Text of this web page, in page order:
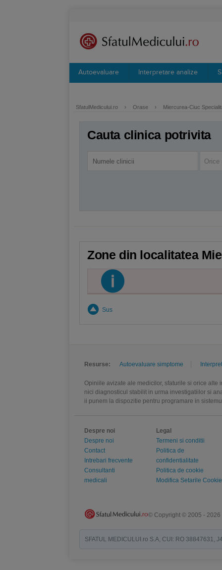
Autoevaluare Interpretare analize
SfatulMedicului.ro › Orase › Miercurea-Ciuc
Cauta clinica potrivita
Orice
Zone din localitatea
Sus
Resurse: Autoevaluare simptome
Opiniile avizate ale medicilor, sfaturile si orice
nici diagnosticul stabilit in urma investigatiilor si
ii punem la dispozitie pentru programare in
Despre noi
Despre noi
Contact
Intrebari frecvente
Consultanti
medicali
Legal
Termeni si conditii
Politica de
confidentialitate
Politica de cookie
Modifica Setarile Cookie
© Copyright © 2005 - 2026
SFATUL MEDICULUI.ro S.A, CUI: RO 38847631,